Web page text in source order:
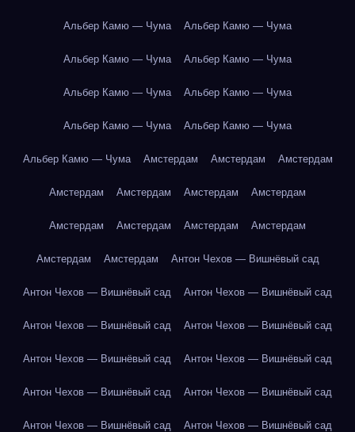
Альбер Камю — Чума Альбер Камю — Чума
Альбер Камю — Чума Альбер Камю — Чума
Альбер Камю — Чума Альбер Камю — Чума
Альбер Камю — Чума Альбер Камю — Чума
Альбер Камю — Чума Амстердам Амстердам Амстердам
Амстердам Амстердам Амстердам Амстердам
Амстердам Амстердам Амстердам Амстердам
Амстердам Амстердам Антон Чехов — Вишнёвый сад
Антон Чехов — Вишнёвый сад Антон Чехов — Вишнёвый сад
Антон Чехов — Вишнёвый сад Антон Чехов — Вишнёвый сад
Антон Чехов — Вишнёвый сад Антон Чехов — Вишнёвый сад
Антон Чехов — Вишнёвый сад Антон Чехов — Вишнёвый сад
Антон Чехов — Вишнёвый сад Антон Чехов — Вишнёвый сад